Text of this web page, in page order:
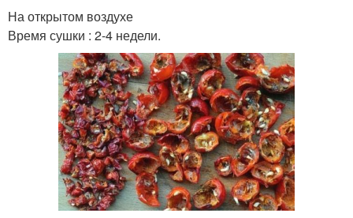
На открытом воздухе
Время сушки : 2-4 недели.